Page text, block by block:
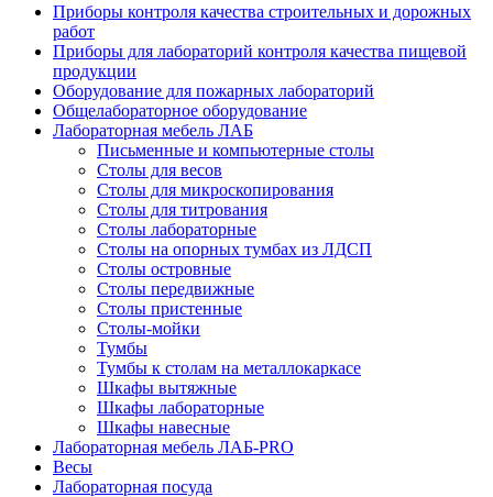
Приборы контроля качества строительных и дорожных
работ
Приборы для лабораторий контроля качества пищевой
продукции
Оборудование для пожарных лабораторий
Общелабораторное оборудование
Лабораторная мебель ЛАБ
Письменные и компьютерные столы
Столы для весов
Столы для микроскопирования
Столы для титрования
Столы лабораторные
Столы на опорных тумбах из ЛДСП
Столы островные
Столы передвижные
Столы пристенные
Столы-мойки
Тумбы
Тумбы к столам на металлокаркасе
Шкафы вытяжные
Шкафы лабораторные
Шкафы навесные
Лабораторная мебель ЛАБ-PRO
Весы
Лабораторная посуда